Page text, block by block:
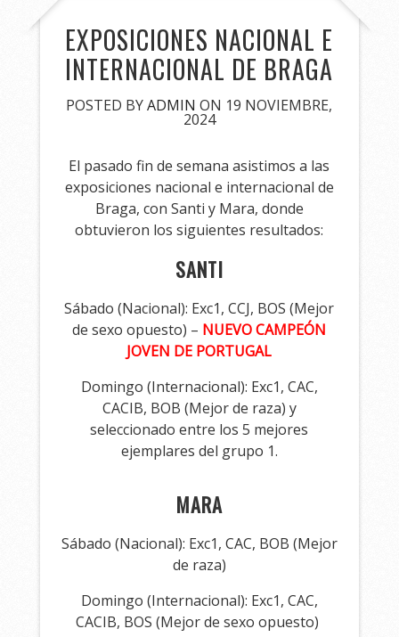
EXPOSICIONES NACIONAL E
INTERNACIONAL DE BRAGA
POSTED BYADMIN ON 19 NOVIEMBRE,
2024
El pasado fin de semana asistimos a las
exposiciones nacional e internacional de
Braga, con Santi y Mara, donde
obtuvieron los siguientes resultados:
SANTI
Sábado (Nacional): Exc1, CCJ, BOS (Mejor
de sexo opuesto) – NUEVO CAMPEÓN
JOVEN DE PORTUGAL
Domingo (Internacional): Exc1, CAC,
CACIB, BOB (Mejor de raza) y
seleccionado entre los 5 mejores
ejemplares del grupo 1.
MARA
Sábado (Nacional): Exc1, CAC, BOB (Mejor
de raza)
Domingo (Internacional): Exc1, CAC,
CACIB, BOS (Mejor de sexo opuesto)